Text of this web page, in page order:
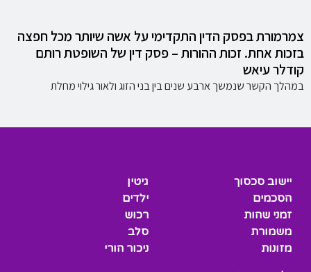
צמרמורת בפסק הדין התקדימי על אשה שיותר מכל חפצה
בזכות אחת. זכות ההורות – פסק דין של השופטת רותם
קודלר עיאש
במהלך הקשר שנמשך ארבע שנים בין בני הזוג ולאור גילוי מחלת
יישוב סכסוך
הסכמים
זמני שהות
משמורת
מזונות
גיטין
ילדים
רכוש
סלב
ניכור הורי